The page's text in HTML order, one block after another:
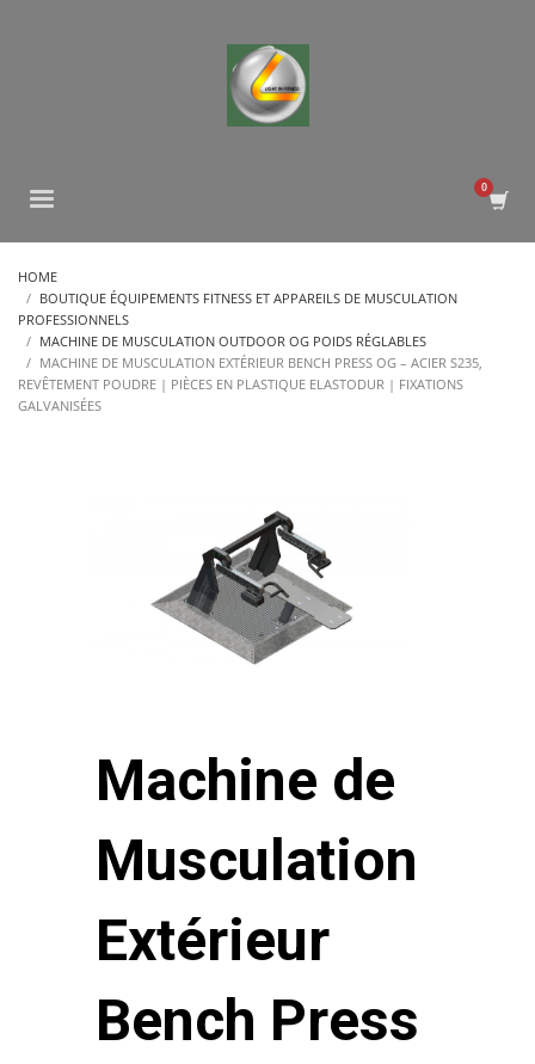
HOME
BOUTIQUE ÉQUIPEMENTS FITNESS ET APPAREILS DE MUSCULATION
PROFESSIONNELS
MACHINE DE MUSCULATION OUTDOOR OG POIDS RÉGLABLES
MACHINE DE MUSCULATION EXTÉRIEUR BENCH PRESS OG – ACIER S235,
REVÊTEMENT POUDRE | PIÈCES EN PLASTIQUE ELASTODUR | FIXATIONS
GALVANISÉES
Machine de
Musculation
Extérieur
Bench Press